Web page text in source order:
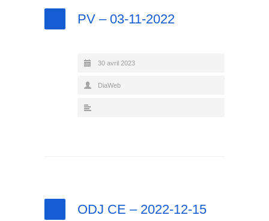
PV – 03-11-2022
30 avril 2023
DiaWeb
ODJ CE – 2022-12-15